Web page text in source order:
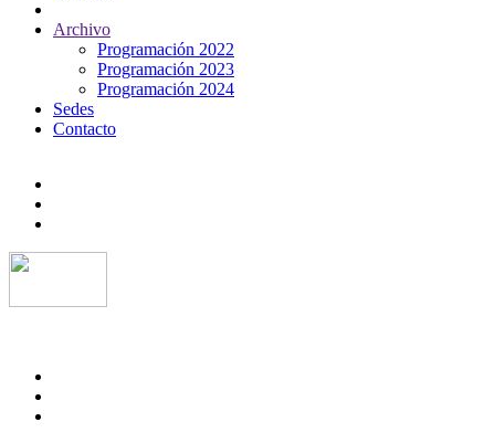
Archivo
Programación 2022
Programación 2023
Programación 2024
Sedes
Contacto